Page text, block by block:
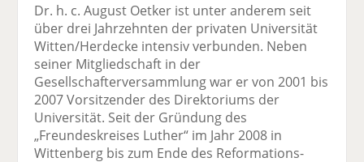
Dr. h. c. August Oetker ist unter anderem seit
über drei Jahrzehnten der privaten Universität
Witten/Herdecke intensiv verbunden. Neben
seiner Mitgliedschaft in der
Gesellschafterversammlung war er von 2001 bis
2007 Vorsitzender des Direktoriums der
Universität. Seit der Gründung des
„Freundeskreises Luther“ im Jahr 2008 in
Wittenberg bis zum Ende des Reformations-